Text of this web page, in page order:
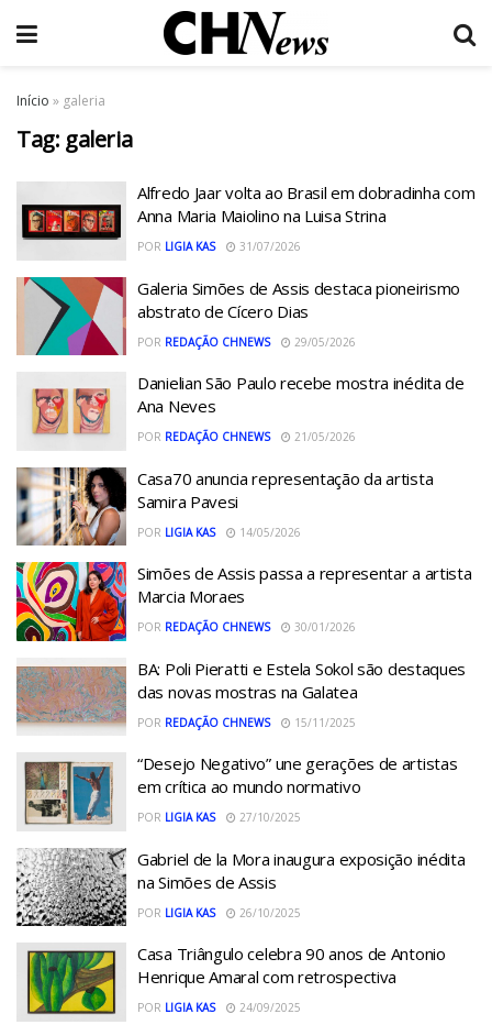
Início » galeria
Tag: galeria
Alfredo Jaar volta ao Brasil em dobradinha com
Anna Maria Maiolino na Luisa Strina
POR LIGIA KAS 31/07/2026
Galeria Simões de Assis destaca pioneirismo
abstrato de Cícero Dias
POR REDAÇÃO CHNEWS 29/05/2026
Danielian São Paulo recebe mostra inédita de
Ana Neves
POR REDAÇÃO CHNEWS 21/05/2026
Casa70 anuncia representação da artista
Samira Pavesi
POR LIGIA KAS 14/05/2026
Simões de Assis passa a representar a artista
Marcia Moraes
POR REDAÇÃO CHNEWS 30/01/2026
BA: Poli Pieratti e Estela Sokol são destaques
das novas mostras na Galatea
POR REDAÇÃO CHNEWS 15/11/2025
“Desejo Negativo” une gerações de artistas
em crítica ao mundo normativo
POR LIGIA KAS 27/10/2025
Gabriel de la Mora inaugura exposição inédita
na Simões de Assis
POR LIGIA KAS 26/10/2025
Casa Triângulo celebra 90 anos de Antonio
Henrique Amaral com retrospectiva
POR LIGIA KAS 24/09/2025